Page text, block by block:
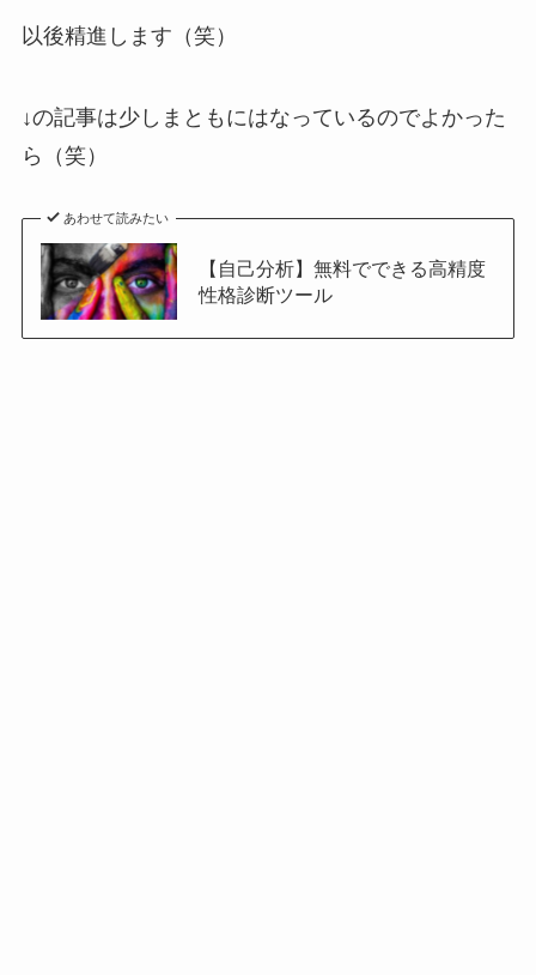
以後精進します（笑）
↓の記事は少しまともにはなっているのでよかった
ら（笑）
あわせて読みたい
【自己分析】無料でできる高精度
性格診断ツール